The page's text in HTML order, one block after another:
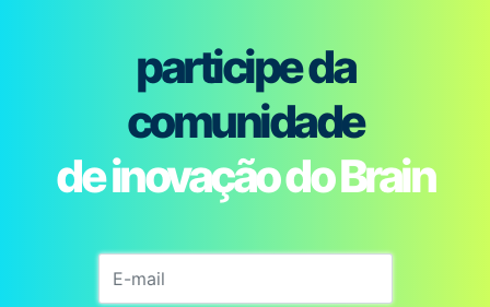
participe da
comunidade
de inovação do Brain